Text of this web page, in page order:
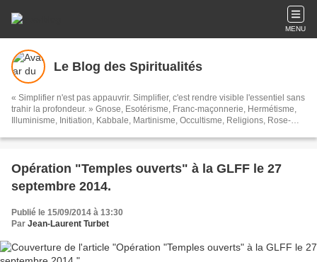
MENU
Le Blog des Spiritualités
« Simplifier n'est pas appauvrir. Simplifier, c'est rendre visible l'essentiel sans
trahir la profondeur. » Gnose, Esotérisme, Franc-maçonnerie, Hermétisme,
Illuminisme, Initiation, Kabbale, Martinisme, Occultisme, Religions, Rose-
sortes de choses...
Opération "Temples ouverts" à la GLFF le 27
septembre 2014.
Publié le 15/09/2014 à 13:30
Par Jean-Laurent Turbet